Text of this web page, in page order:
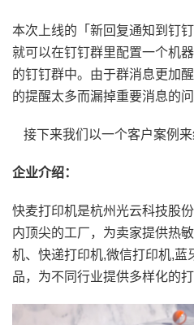
本次上线的「新回复通知到钉
就可以在钉钉群里配置一个机
的钉钉群中。由于群消息更加
的提醒太多而漏掉重要消息的问
接下来我们以一个客户案例来
企业介绍：
快麦打印机是杭州光云科技股
内顶尖的工厂，为卖家提供热
机、快递打印机,微信打印机,蓝
品，为不同行业提供多样化的打